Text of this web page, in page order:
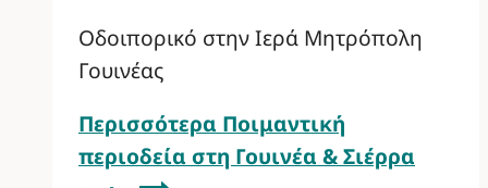
Οδοιπορικό στην Ιερά Μητρόπολη
Γουινέας
Περισσότερα Ποιμαντική
περιοδεία στη Γουινέα & Σιέρρα